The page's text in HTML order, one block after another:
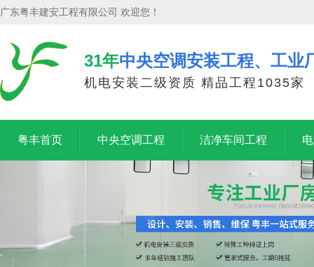
广东粤丰建安工程有限公司 欢迎您！
31年中央空调安装工程、工业
机电安装二级资质 精品工程1035家
粤丰首页 中央空调工程 洁净车间工程